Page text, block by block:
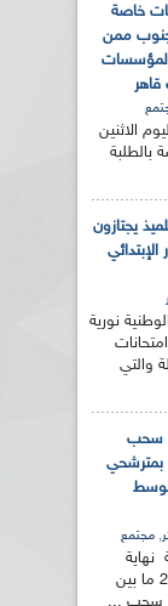
خاصة
ممن
قاهر
الاثنين
بالطلبة
ألف تلميذ يجتازون
نورية
والتي
سحب
بمترشحي
, مجتمع
نهاية
التعليم المتوسط للموسم الدراسي 2017/ 2018 ما بين